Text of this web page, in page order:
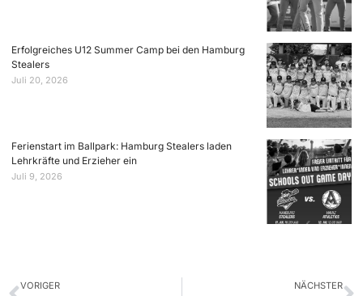
Erfolgreiches U12 Summer Camp bei den Hamburg
Stealers
Juli 20, 2026
Ferienstart im Ballpark: Hamburg Stealers laden
Lehrkräfte und Erzieher ein
Juli 9, 2026
VORIGER NÄCHSTER